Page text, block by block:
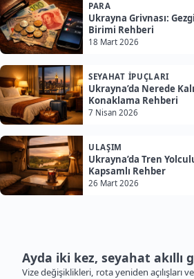
PARA
Ukrayna Grivnası:
Birimi Rehberi
18 Mart 2026
SEYAHAT İPUÇLARI
Ukrayna’da Nerede
Konaklama Rehberi
7 Nisan 2026
ULAŞIM
Ukrayna’da Tren
Kapsamlı Rehber
26 Mart 2026
Ayda iki kez, seyahat akıllı
Vize değişiklikleri, rota yeniden açılışları